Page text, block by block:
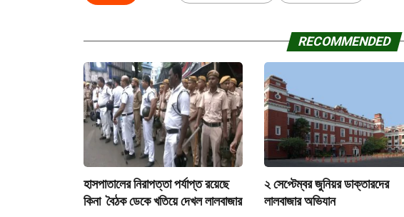
RECOMMENDED
হাসপাতালের নিরাপত্তা পর্যাপ্ত রয়েছে
কিনা বৈঠক ডেকে খতিয়ে দেখল লালবাজার
২ সেপ্টেম্বর জুনিয়র ডাক্তারদের
লালবাজার অভিযান